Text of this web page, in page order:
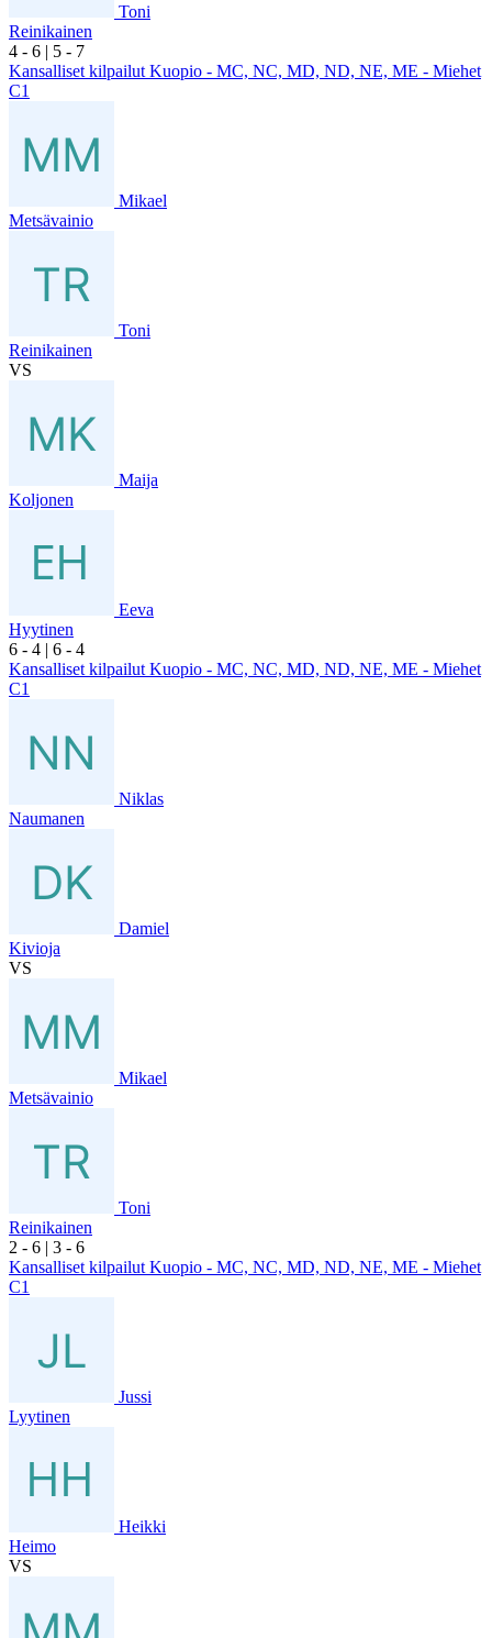
Toni
Reinikainen
4 - 6 | 5 - 7
Kansalliset kilpailut Kuopio - MC, NC, MD, ND, NE, ME - Miehet
C1
Mikael
Metsävainio
Toni
Reinikainen
VS
Maija
Koljonen
Eeva
Hyytinen
6 - 4 | 6 - 4
Kansalliset kilpailut Kuopio - MC, NC, MD, ND, NE, ME - Miehet
C1
Niklas
Naumanen
Damiel
Kivioja
VS
Mikael
Metsävainio
Toni
Reinikainen
2 - 6 | 3 - 6
Kansalliset kilpailut Kuopio - MC, NC, MD, ND, NE, ME - Miehet
C1
Jussi
Lyytinen
Heikki
Heimo
VS